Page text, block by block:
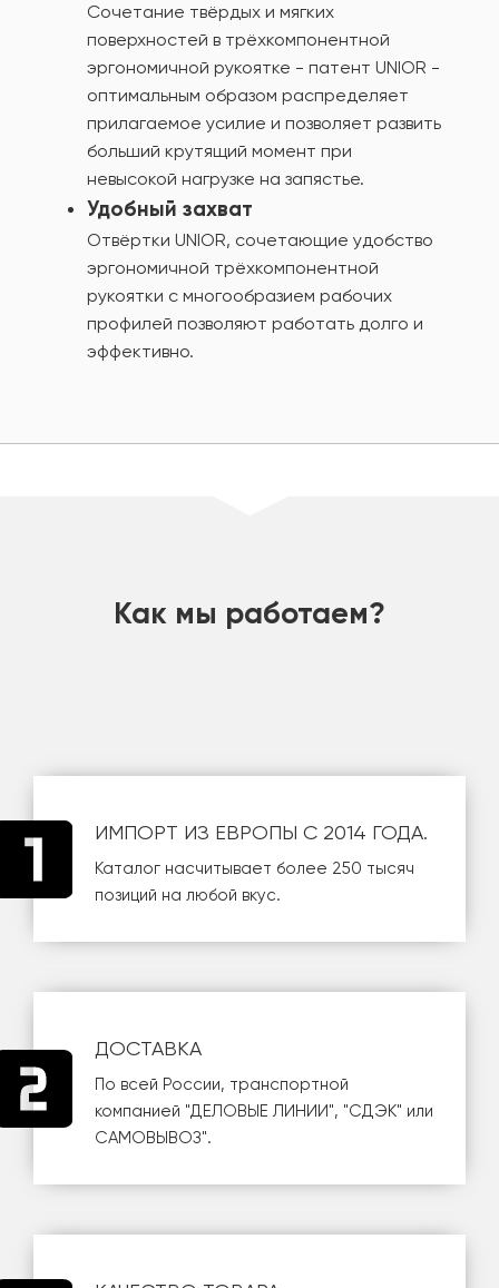
Сочетание твёрдых и мягких
поверхностей в трёхкомпонентной
эргономичной рукоятке - патент UNIOR -
оптимальным образом распределяет
прилагаемое усилие и позволяет развить
больший крутящий момент при
невысокой нагрузке на запястье.
Удобный захват
Отвёртки UNIOR, сочетающие удобство
эргономичной трёхкомпонентной
рукоятки с многообразием рабочих
профилей позволяют работать долго и
эффективно.
Как мы работаем?
ИМПОРТ ИЗ ЕВРОПЫ С 2014 ГОДА.
Каталог насчитывает более 250 тысяч
позиций на любой вкус.
ДОСТАВКА
По всей России, транспортной
компанией "ДЕЛОВЫЕ ЛИНИИ", "СДЭК" или
САМОВЫВОЗ".